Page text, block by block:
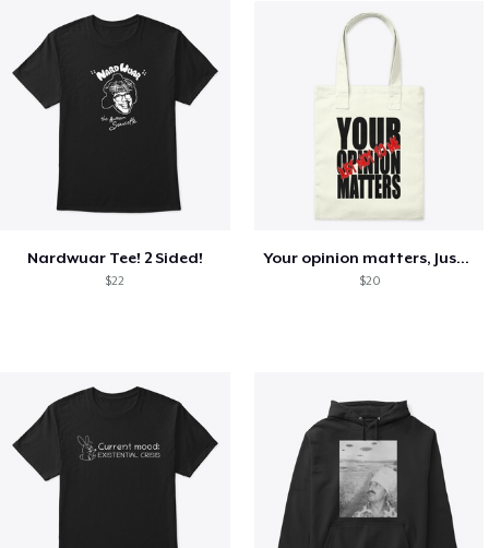
Nardwuar Tee! 2 Sided!
$22
Your opinion matters, Just not to me!
$20